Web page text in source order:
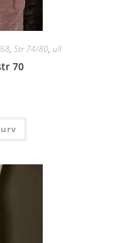
, Str 74/80, ull
70